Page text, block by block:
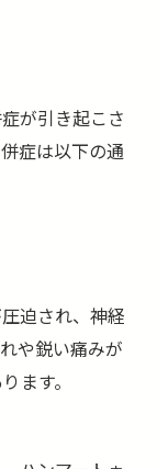
が引き起こさ
症は以下の通
迫され、神経
や鋭い痛みが
ます。